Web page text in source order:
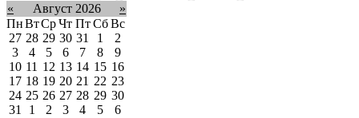
« Август 2026
»
ПнВтСрЧт Пт Сб Вс
27 28 29 30 31 1
2
3
4 5 6 7 8
9
10 11 12 13 14 15 16
17 18 19 20 21 22 23
24 25 26 27 28 29 30
31
1 2 3 4 5 6